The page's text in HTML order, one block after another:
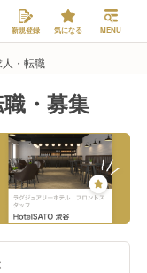
新規登録 気になる MENU
・転職
・募集